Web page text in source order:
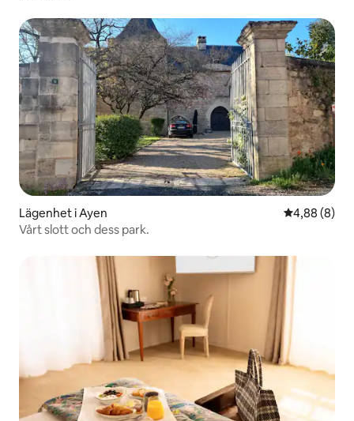
Lägenhet i Ayen 4,88 av 5 i
4,88 (8)
Vårt slott och dess park.